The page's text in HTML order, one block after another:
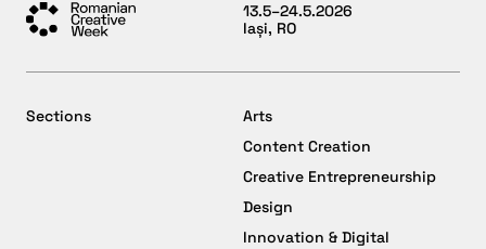
13.5–24.5.2026
Iași, RO
Sections
Arts
Content Creation
Creative Entrepreneurship
Design
Innovation & Digital